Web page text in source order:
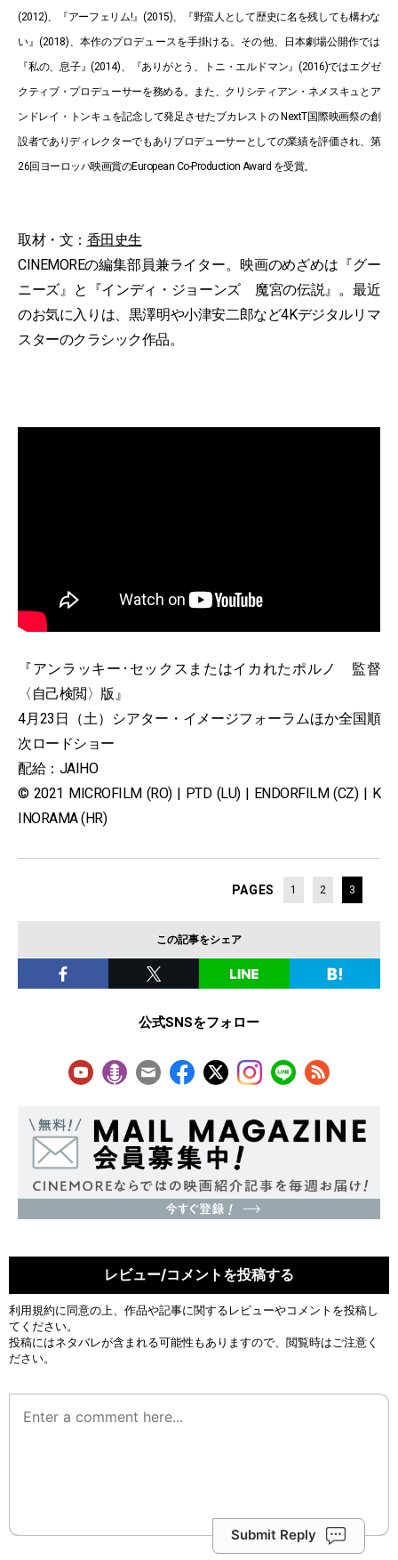
(2012)、『アーフェリム!』(2015)、『野蛮人として歴史に名を残しても構わな
い』(2018)、本作のプロデュースを手掛ける。その他、日本劇場公開作では
『私の、息子』(2014)、『ありがとう、トニ・エルドマン』(2016)ではエグゼ
クティブ・プロデューサーを務める。また、クリシティアン・ネメスキュとア
ンドレイ・トンキュを記念して発足させたブカレストの NextT国際映画祭の創
設者でありディレクターでもありプロデューサーとしての業績を評価され、第
26回ヨーロッパ映画賞のEuropean Co-Production Award を受賞。
取材・文： 香田史生
CINEMOREの編集部員兼ライター。映画のめざめは『グー
ニーズ』と『インディ・ジョーンズ 魔宮の伝説』。最近
のお気に入りは、黒澤明や小津安二郎など4Kデジタルリマ
スターのクラシック作品。
『アンラッキー･セックスまたはイカれたポルノ 監督
〈自己検閲〉版』
4月23日（土）シアター・イメージフォーラムほか全国順
次ロードショー
配給：JAIHO
© 2021 MICROFILM (RO) | PTD (LU) | ENDORFILM (CZ) | K
INORAMA (HR)
PAGES 1 2 3
この記事をシェア
公式SNSをフォロー
レビュー/コメントを投稿する
利用規約に同意の上、作品や記事に関するレビューやコメントを投稿し
てください。
投稿にはネタバレが含まれる可能性もありますので、閲覧時はご注意く
ださい。
Submit Reply